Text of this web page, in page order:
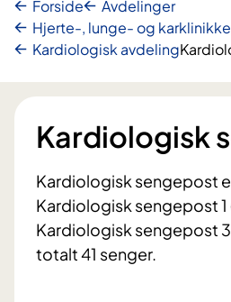
Forside
Avdelinger
Hjerte-, lunge- og
Kardiologisk avdeling
Kardiologisk
Kardiologisk sengepost
Kardiologisk sengepost 1
Kardiologisk sengepost 3
totalt 41 senger.